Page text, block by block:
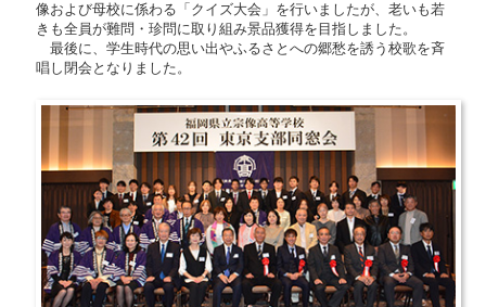
像および母校に係わる「クイズ大会」を行いましたが、老いも若
きも全員が難問・珍問に取り組み景品獲得を目指しました。
最後に、学生時代の思い出やふるさとへの郷愁を誘う校歌を斉
唱し閉会となりました。